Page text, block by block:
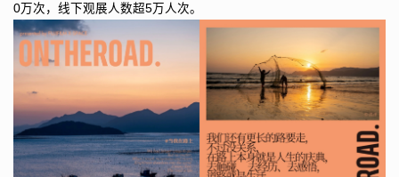
0万次，线下观展人数超5万人次。